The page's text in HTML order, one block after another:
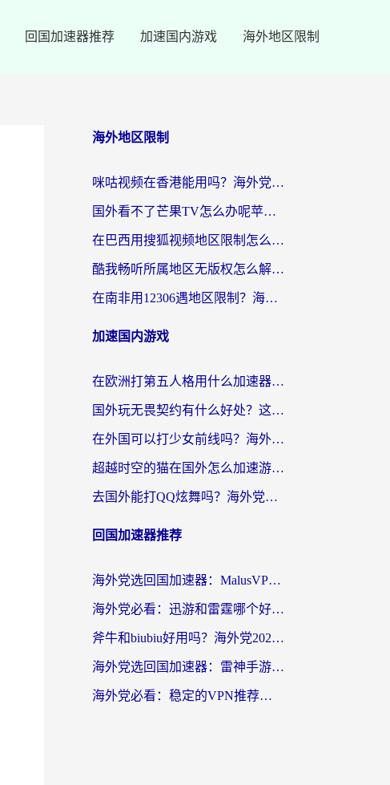
回国加速器推荐 加速国内游戏 海外地区限制
海外地区限制
咪咕视频在香港能用吗？海外党亲测有效的回国加速方案来了
国外看不了芒果TV怎么办呢苹果手机？海外党追剧游戏的全能解决方案
在巴西用搜狐视频地区限制怎么办？3步解决海外看国内剧的烦恼
酷我畅听所属地区无版权怎么解决？海外党必看的回国加速全攻略
在南非用12306遇地区限制？海外华人必看的回国加速全攻略（附B站芒果TV解锁技巧）
加速国内游戏
在欧洲打第五人格用什么加速器好？海外党亲测有效的国服游戏加速方案
国外玩无畏契约有什么好处？这份海外国服游戏加速指南帮你解决90%的卡顿问题
在外国可以打少女前线吗？海外党国服游戏畅玩终极指南（附避坑技巧）
超越时空的猫在国外怎么加速游戏？海外玩家国服畅玩终极指南
去国外能打QQ炫舞吗？海外党国服游戏不卡顿的终极指南
回国加速器推荐
海外党选回国加速器：MalusVPN好用吗？和快帆VPN哪个好？附真实对比与避坑指南
海外党必看：迅游和雷霆哪个好？3分钟教你选对回国加速器，无缝刷国内剧玩手游
斧牛和biubiu好用吗？海外党2026亲测回国加速器指南，附番茄加速器深度体验
海外党选回国加速器：雷神手游和洞见哪个好？附iPhone免费VPN推荐及ChickCNUfunR实测
海外党必看：稳定的VPN推荐及回国加速器选择全攻略——告别地域限制，轻松刷国内资源